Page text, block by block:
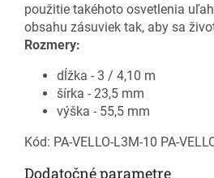
použitie takéhoto osvetlenia
obsahu zásuviek tak, aby sa
Rozmery:
dĺžka - 3 / 4,10 m
šírka - 23,5 mm
výška - 55,5 mm
Kód: PA-VELLO-L3M-10 PA-
Dodatočné parametre